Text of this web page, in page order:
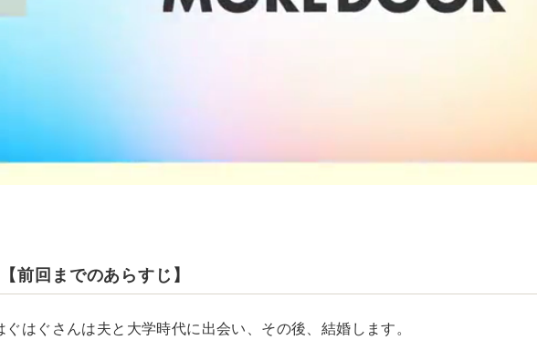
【前回までのあらすじ】
ぐはぐさんは夫と大学時代に出会い、その後、結婚します。